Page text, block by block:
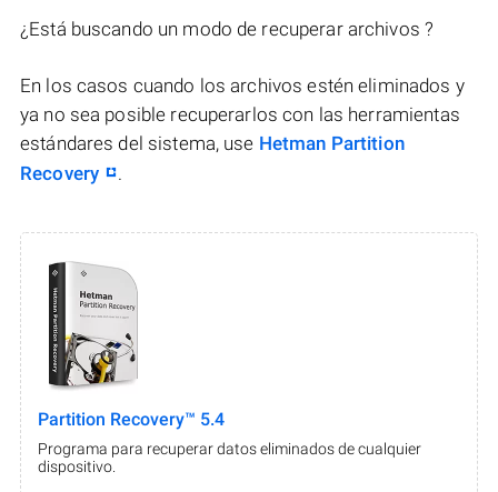
¿Está buscando un modo de recuperar archivos ?
En los casos cuando los archivos estén eliminados y
ya no sea posible recuperarlos con las herramientas
estándares del sistema, use Hetman Partition
Recovery
.
Partition Recovery™ 5.4
Programa para recuperar datos eliminados de cualquier
dispositivo.